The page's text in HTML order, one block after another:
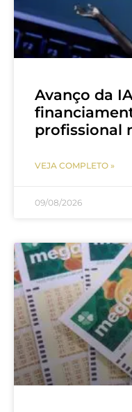
Avanço da
profissional
VEJA COMPLETO »
09/08/2026